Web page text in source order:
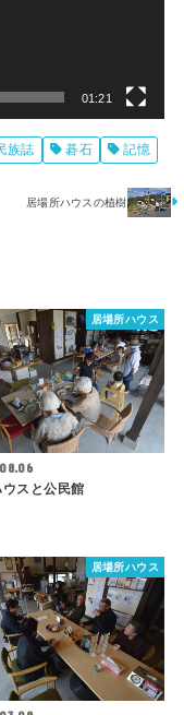
01:21
族誌 碁石 記憶
居場所ハウスの植樹
居場所ハウス
ウスと公民館
居場所ハウス